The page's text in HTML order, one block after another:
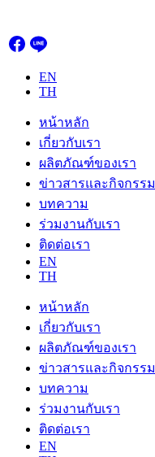
content
EN
TH
หน้าหลัก
เกี่ยวกับเรา
ผลิตภัณฑ์ของเรา
ข่าวสารและกิจกรรม
บทความ
ร่วมงานกับเรา
ติดต่อเรา
EN
TH
หน้าหลัก
เกี่ยวกับเรา
ผลิตภัณฑ์ของเรา
ข่าวสารและกิจกรรม
บทความ
ร่วมงานกับเรา
ติดต่อเรา
EN